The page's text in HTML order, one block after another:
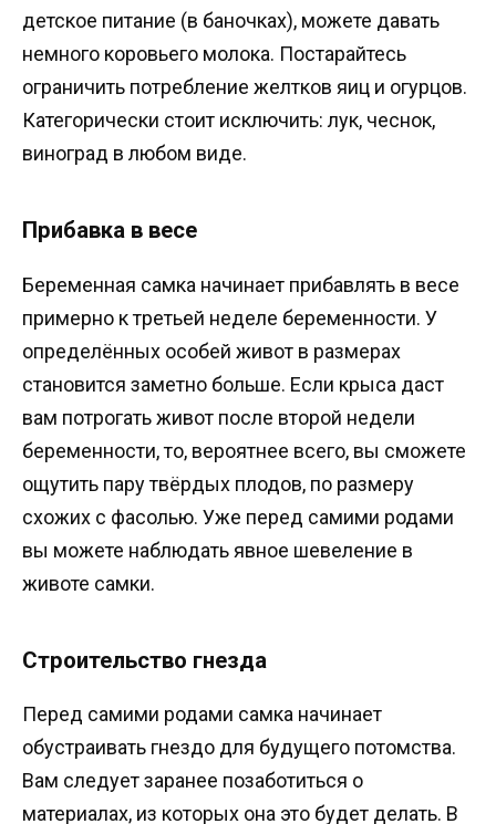
детское питание (в баночках), можете давать
немного коровьего молока. Постарайтесь
ограничить потребление желтков яиц и огурцов.
Категорически стоит исключить: лук, чеснок,
виноград в любом виде.
Прибавка в весе
Беременная самка начинает прибавлять в весе
примерно к третьей неделе беременности. У
определённых особей живот в размерах
становится заметно больше. Если крыса даст
вам потрогать живот после второй недели
беременности, то, вероятнее всего, вы сможете
ощутить пару твёрдых плодов, по размеру
схожих с фасолью. Уже перед самими родами
вы можете наблюдать явное шевеление в
животе самки.
Строительство гнезда
Перед самими родами самка начинает
обустраивать гнездо для будущего потомства.
Вам следует заранее позаботиться о
материалах, из которых она это будет делать. В